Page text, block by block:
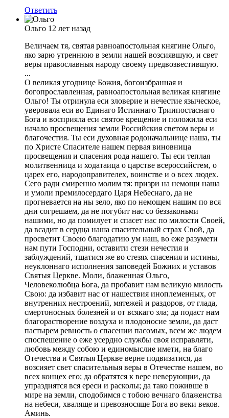
Ответить
Ольго 12 лет назад
Величаем тя, святая равноапостольная княгине Ольго,
яко зарю утреннюю в земли нашей возсиявшую, и свет
веры православныя народу своему предвозвестившую.
...
О великая угоднице Божия, богоизбранная и
богопрославленная, равноапостольная великая княгине
Ольго! Ты отринула еси зловерие и нечестие языческое,
уверовала еси во Единаго Истиннаго Триипостаснаго
Бога и восприяла еси святое крещение и положила еси
начало просвещения земли Российския светом веры и
благочестия. Ты еси духовная родоначальнице наша, ты
по Христе Спасителе нашем первая виновница
просвещения и спасения рода нашего. Ты еси теплая
молитвенница и ходатаица о царстве всероссийстем, о
царех его, народоправителех, воинстве и о всех людех.
Сего ради смиренно молим тя: призри на немощи наша
и умоли премилосердаго Царя Небеснаго, да не
прогневается на ны зело, яко по немощем нашим по вся
дни согрешаем, да не погубит нас со беззаконьми
нашими, но да помилует и спасет нас по милости Своей,
да всадит в сердца наша спасительный страх Свой, да
просветит Своею благодатию ум наш, во еже разумети
нам пути Господни, оставити стези нечестия и
заблуждений, тщатися же во стезях спасения и истины,
неуклоннаго исполнения заповедей Божиих и уставов
Святыя Церкве. Моли, блаженная Ольго,
Человеколюбца Бога, да пробавит нам великую милость
Свою: да избавит нас от нашествия иноплеменных, от
внутренних нестроений, мятежей и раздоров, от глада,
смертоносных болезней и от всякаго зла; да подаст нам
благорастворение воздуха и плодоносие земли, да даст
пастырем ревность о спасении пасомых, всем же людем
споспешение о еже усердно службы своя исправляти,
любовь между собою и единомыслие имети, на благо
Отечества и Святыя Церкве верне подвизатися, да
возсияет свет спасительныя веры в Отечестве нашем, во
всех концех его; да обратятся к вере неверующии, да
упразднятся вся ереси и расколы; да тако поживше в
мире на земли, сподобимся с тобою вечнаго блаженства
на небеси, хваляще и превозносяще Бога во веки веков.
Аминь.